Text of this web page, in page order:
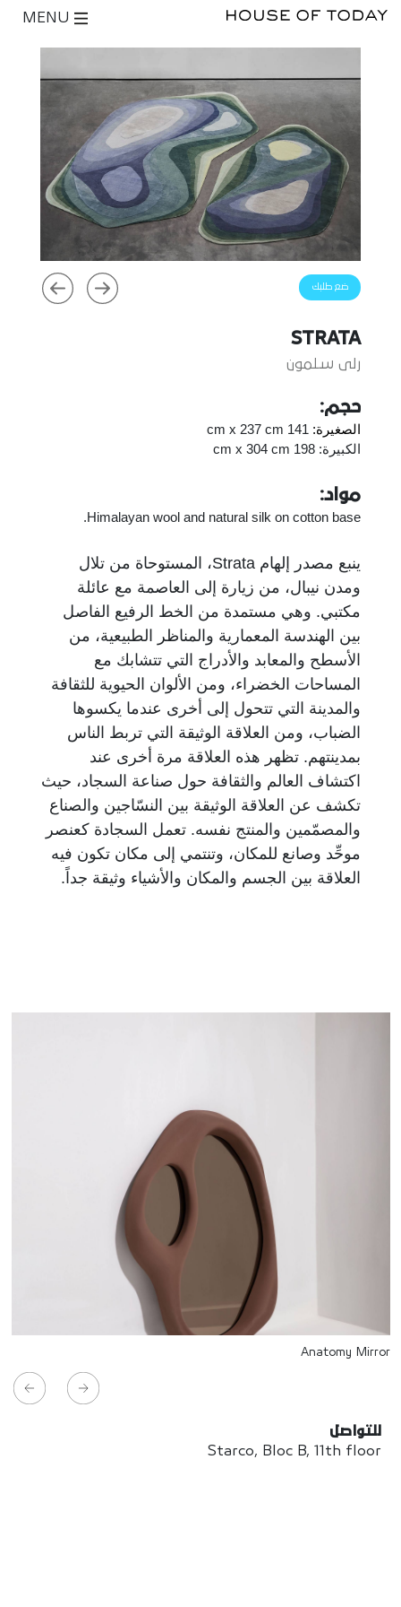
ضع طلبك
STRATA
رلى سلمون
حجم:
الصغيرة: 141 cm x 237 cm
الكبيرة: 198 cm x 304 cm
مواد:
Himalayan wool and natural silk on cotton base.
ينبع مصدر إلهام Strata، المستوحاة من تلال
ومدن نيبال، من زيارة إلى العاصمة مع عائلة
مكتبي. وهي مستمدة من الخط الرفيع الفاصل
بين الهندسة المعمارية والمناظر الطبيعية، من
الأسطح والمعابد والأدراج التي تتشابك مع
المساحات الخضراء، ومن الألوان الحيوية للثقافة
والمدينة التي تتحول إلى أخرى عندما يكسوها
الضباب، ومن العلاقة الوثيقة التي تربط الناس
بمدينتهم. تظهر هذه العلاقة مرة أخرى عند
اكتشاف العالم والثقافة حول صناعة السجاد، حيث
تكشف عن العلاقة الوثيقة بين النسّاجين والصناع
والمصمّمين والمنتج نفسه. تعمل السجادة كعنصر
موحِّد وصانع للمكان، وتنتمي إلى مكان تكون فيه
العلاقة بين الجسم والمكان والأشياء وثيقة جداً.
Anatomy Mirror
للتواصل
Starco, Bloc B, 11th floor